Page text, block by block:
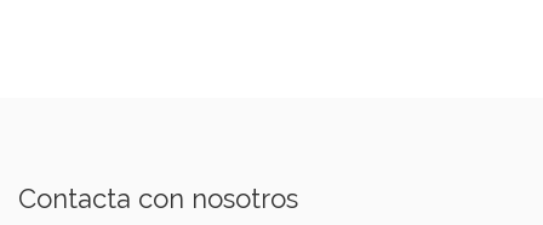
Contacta con nosotros